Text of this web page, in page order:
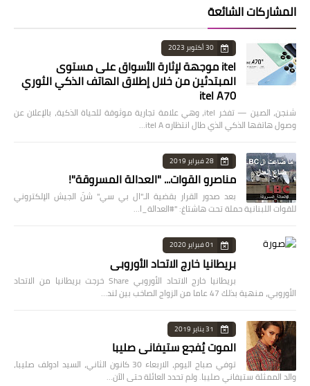
المشاركات الشائعة
30 أكتوبر 2023
itel موجهة لإثارة الأسواق على مستوى
المبتدئين من خلال إطلاق الهاتف الذكي الثوري
itel A70
شنجن، الصين — تفخر itel، وهي علامة تجارية موثوقة للحياة الذكية، بالإعلان عن
وصول هاتفها الذكي الذي طال انتظاره itel A…
28 فبراير 2019
مناصرو القوات... "العدالة المسروقة"!
بعد صدور القرار بقضية الـ"ال بي سي" شنّ الجيش الإلكتروني
للقوات اللبنانية حملة تحت هاشتاغ: "#العدالة_ا…
01 فبراير 2020
بريطانيا خارج الاتحاد الأوروبي
بريطانيا خارج الاتحاد الأوروبي Share خرجت بريطانيا من الاتحاد
الأوروبي، منهية بذلك 47 عاما من الزواج الصاخب بين لند…
31 يناير 2019
الموت يُفجع ستيفاني صليبا
توفي صباح اليوم، الاربعاء 30 كانون الثاني، السيد ادولف صليبا،
والد الممثلة ستيفاني صليبا. ولم تحدد العائلة حتى الآن…